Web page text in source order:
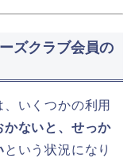
ズクラブ会員の
いくつかの利用
ないと、せっか
という状況になり